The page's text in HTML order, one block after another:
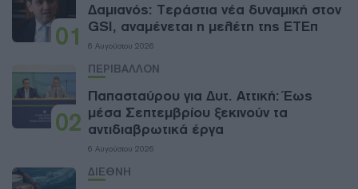
01
Δαμιανός: Τεράστια νέα δυναμική στον
GSI, αναμένεται η μελέτη της ΕΤΕπ
6 Αυγούστου 2026
02
ΠΕΡΙΒΑΛΛΟΝ
Παπασταύρου για Δυτ. Αττική: Έως
μέσα Σεπτεμβρίου ξεκινούν τα
αντιδιαβρωτικά έργα
6 Αυγούστου 2026
ΔΙΕΘΝΗ